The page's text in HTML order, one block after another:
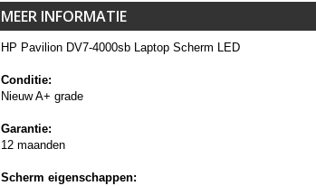
MEER INFORMATIE
HP Pavilion DV7-4000sb Laptop Scherm LED
Conditie:
Nieuw A+ grade
Garantie:
12 maanden
Scherm eigenschappen: